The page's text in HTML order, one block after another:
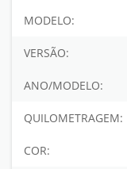
MODELO:
VERSÃO:
ANO/MODELO:
QUILOMETRAGEM:
COR: